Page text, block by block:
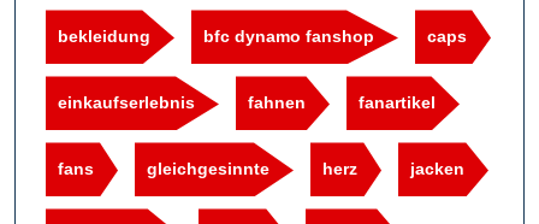
bekleidung bfc dynamo fanshop caps
einkaufserlebnis fahnen fanartikel
fans gleichgesinnte herz jacken